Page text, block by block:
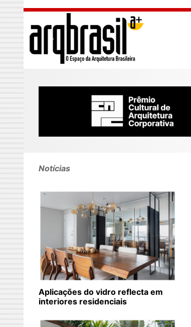
Skip to main content
Notícias
Aplicações do vidro reflecta em
interiores residenciais